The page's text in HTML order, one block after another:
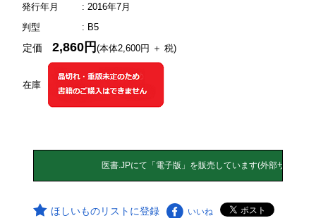
発行年月
: 2016年7月
判型
: B5
在庫
定価2,860円(本体2,600円 ＋ 税)
ほしいものリストに登録 いいね